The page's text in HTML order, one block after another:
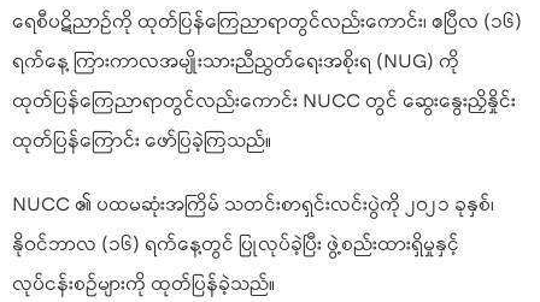
ရေစီပဋိညာဉ်ကို ထုတ်ပြန်ကြေညာရာတွင်လည်းကောင်း၊ ဧပြီလ (၁၆)
ရက်နေ့ ကြားကာလအမျိုးသားညီညွတ်ရေးအစိုးရ (NUG) ကို
ထုတ်ပြန်ကြေညာရာတွင်လည်းကောင်း NUCC တွင် ဆွေးနွေးညှိနှိုင်း
ထုတ်ပြန်ကြောင်း ဖော်ပြခဲ့ကြသည်။
NUCC ၏ ပထမဆုံးအကြိမ် သတင်းစာရှင်းလင်းပွဲကို ၂၀၂၁ ခုနှစ်၊
နိုဝင်ဘာလ (၁၆) ရက်နေ့တွင် ပြုလုပ်ခဲ့ပြီး ဖွဲ့စည်းထားရှိမှုနှင့်
လုပ်ငန်းစဉ်များကို ထုတ်ပြန်ခဲ့သည်။